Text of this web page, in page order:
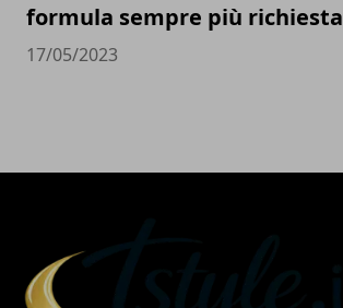
formula sempre più richiesta
17/05/2023